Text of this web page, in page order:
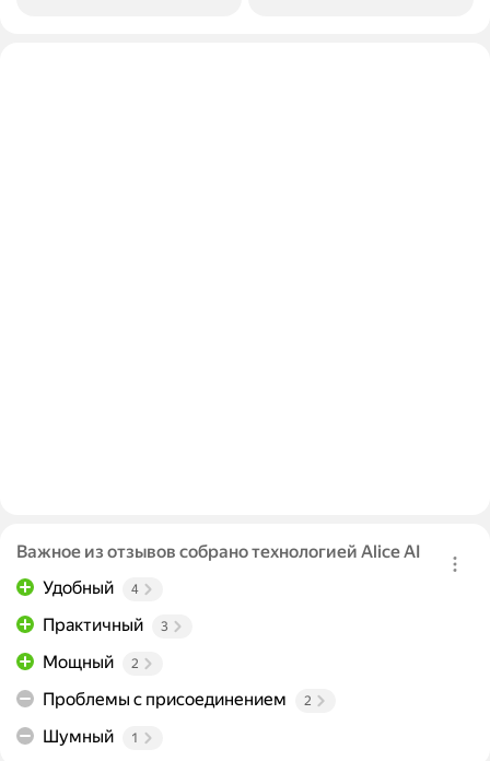
Важное из отзывов собрано технологией Alice AI
Удобный
4
Практичный 3
Мощный 2
Проблемы с присоединением 2
Шумный 1